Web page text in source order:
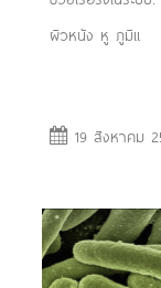
ผิวหนัง หู ภูมิแ
19 สิงหาคม